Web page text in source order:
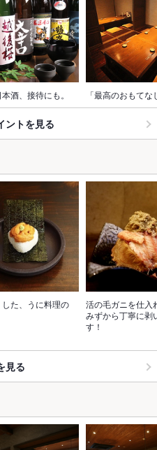
酒、接待にも。 「最高のおもてな
ントを見る
た、うに料理の
活の毛ガニを仕入
みずから丁寧に剥
す！
見る